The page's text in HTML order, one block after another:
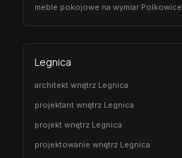
meble pokojowe na wymiar Polkowice
Legnica
architekt wnętrz Legnica
projektant wnętrz Legnica
projekt wnętrz Legnica
projektowanie wnętrz Legnica